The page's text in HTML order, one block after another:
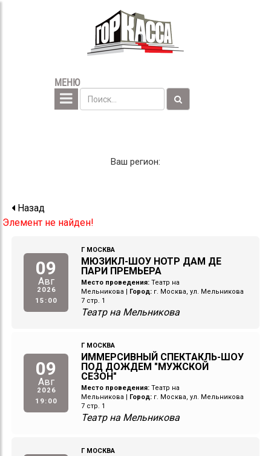
МЕНЮ
Ваш регион:
Назад
Элемент не найден!
09
Авг
2026
15:00
Г МОСКВА
МЮЗИКЛ-ШОУ НОТР ДАМ ДЕ
ПАРИ ПРЕМЬЕРА
Место проведения: Театр на
Мельникова
Город: г. Москва, ул. Мельникова
7 стр. 1
Театр на Мельникова
09
Авг
2026
19:00
Г МОСКВА
ИММЕРСИВНЫЙ СПЕКТАКЛЬ-ШОУ
ПОД ДОЖДЕМ "МУЖСКОЙ
СЕЗОН"
Место проведения: Театр на
Мельникова
Город: г. Москва, ул. Мельникова
7 стр. 1
Театр на Мельникова
Г МОСКВА